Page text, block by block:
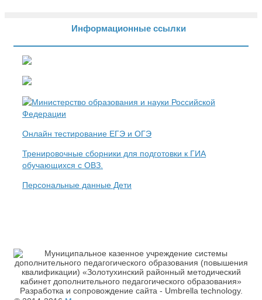
Информационные ссылки
Онлайн тестирование ЕГЭ и ОГЭ
Тренировочные сборники для подготовки к ГИА
обучающихся с ОВЗ.
Персональные данные Дети
Разработка и сопровождение сайта - Umbrella technology.